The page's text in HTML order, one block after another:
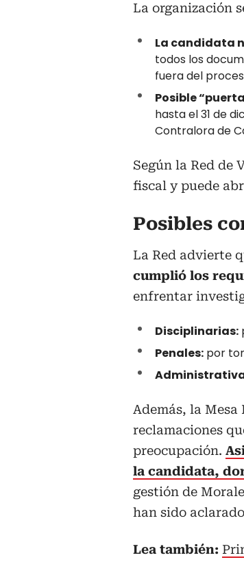
La organización
La candidata
todos los
fuera del
Posible
hasta el 31 de
Contralora de
Según la Red de
fiscal y puede
Posibles
La Red advierte
cumplió los
enfrentar
Disciplinarias:
Penales: por
Además, la
reclamaciones
preocupación.
la candidata,
gestión de
han sido
Lea también: